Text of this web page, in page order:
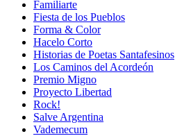
Familiarte
Fiesta de los Pueblos
Forma & Color
Hacelo Corto
Historias de Poetas Santafesinos
Los Caminos del Acordeón
Premio Migno
Proyecto Libertad
Rock!
Salve Argentina
Vademecum